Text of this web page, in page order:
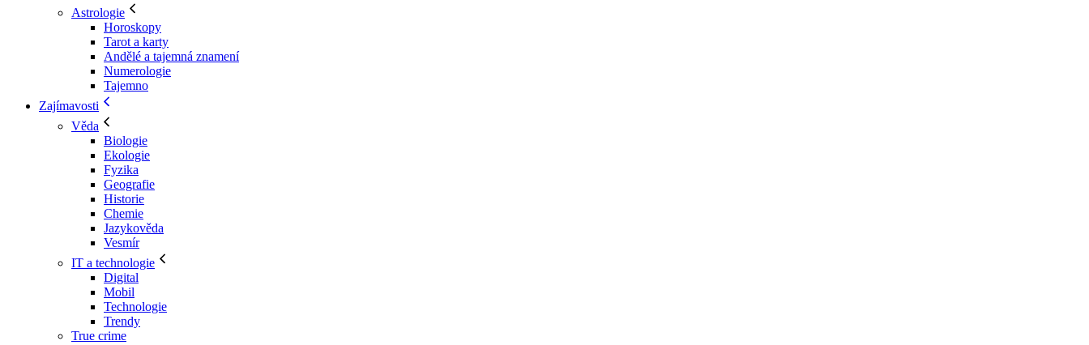
Astrologie
Horoskopy
Tarot a karty
Andělé a tajemná znamení
Numerologie
Tajemno
Zajímavosti
Věda
Biologie
Ekologie
Fyzika
Geografie
Historie
Chemie
Jazykověda
Vesmír
IT a technologie
Digital
Mobil
Technologie
Trendy
True crime